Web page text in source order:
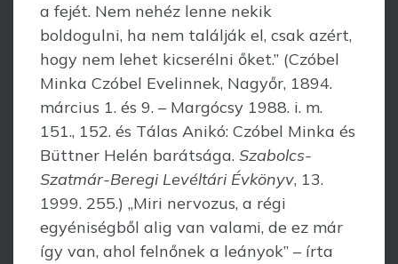
a fejét. Nem nehéz lenne nekik
boldogulni, ha nem találják el, csak azért,
hogy nem lehet kicserélni őket.” (Czóbel
Minka Czóbel Evelinnek, Nagyőr, 1894.
március 1. és 9. – Margócsy 1988. i. m.
151., 152. és Tálas Anikó: Czóbel Minka és
Büttner Helén barátsága. Szabolcs-
Szatmár-Beregi Levéltári Évkönyv, 13.
1999. 255.) „Miri nervozus, a régi
egyéniségből alig van valami, de ez már
így van, ahol felnőnek a leányok” – írta